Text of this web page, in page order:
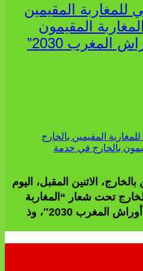
للمغاربة المقيمين
المقيمون
2030”
الاثنين المقبل، اليوم
تحت شعار “المغاربة
2030″، وذ